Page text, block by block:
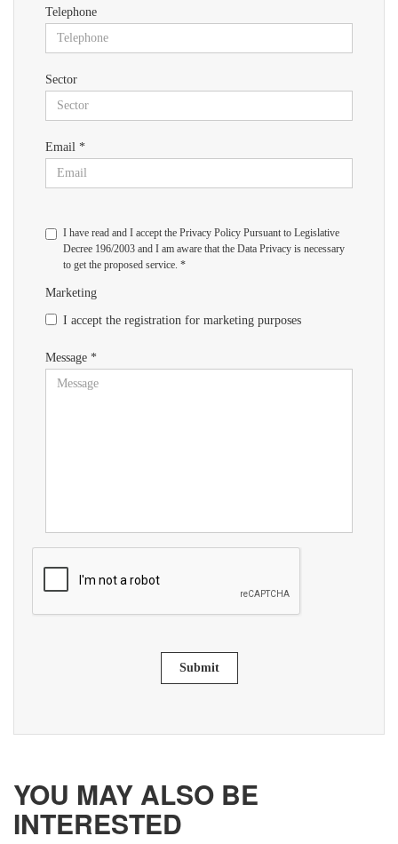
Telephone
Sector
Email *
I have read and I accept the Privacy Policy Pursuant to Legislative
Decree 196/2003 and I am aware that the Data Privacy is necessary
to get the proposed service. *
Marketing
I accept the registration for marketing purposes
Message *
Submit
YOU MAY ALSO BE
INTERESTED